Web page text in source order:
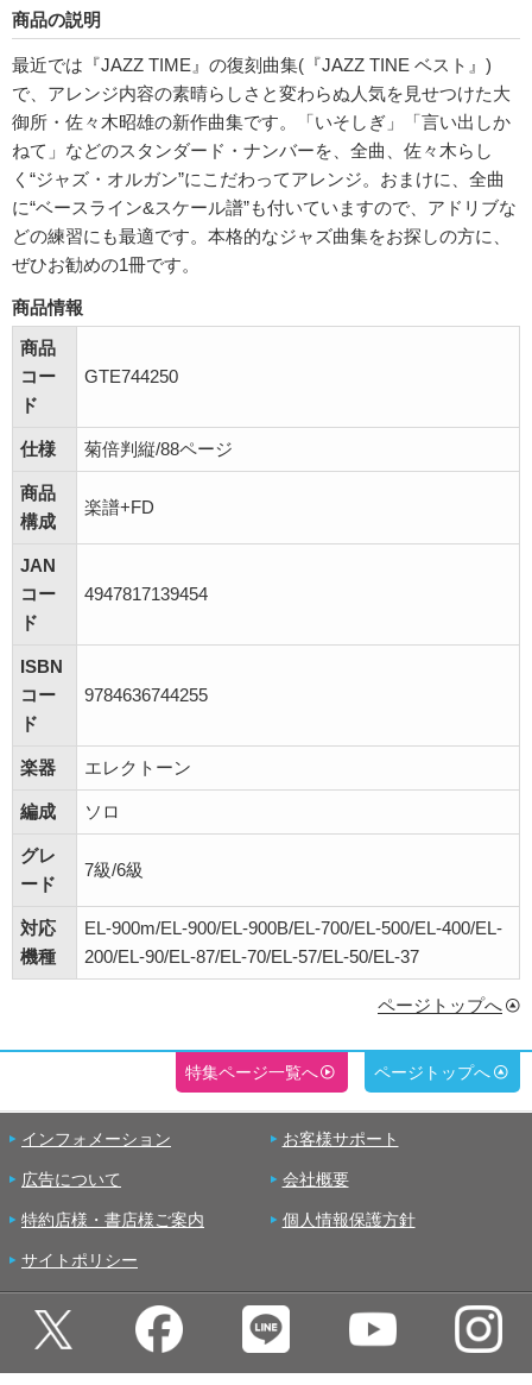
商品の説明
最近では『JAZZ TIME』の復刻曲集(『JAZZ TINE ベスト』)
で、アレンジ内容の素晴らしさと変わらぬ人気を見せつけた大
御所・佐々木昭雄の新作曲集です。「いそしぎ」「言い出しか
ねて」などのスタンダード・ナンバーを、全曲、佐々木らし
く“ジャズ・オルガン”にこだわってアレンジ。おまけに、全曲
に“ベースライン&スケール譜”も付いていますので、アドリブな
どの練習にも最適です。本格的なジャズ曲集をお探しの方に、
ぜひお勧めの1冊です。
商品情報
商品
コー
ド
GTE744250
仕様 菊倍判縦/88ページ
商品
構成
楽譜+FD
JAN
コー
ド
4947817139454
ISBN
コー
ド
9784636744255
楽器 エレクトーン
編成 ソロ
グレ
ード
7級/6級
対応
機種
EL-900m/EL-900/EL-900B/EL-700/EL-500/EL-400/EL-
200/EL-90/EL-87/EL-70/EL-57/EL-50/EL-37
ページトップへ
特集ページ一覧へ ページトップへ
インフォメーション お客様サポート
広告について 会社概要
特約店様・書店様ご案内 個人情報保護方針
サイトポリシー